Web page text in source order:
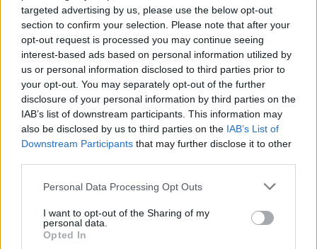
targeted advertising by us, please use the below opt-out
section to confirm your selection. Please note that after your
opt-out request is processed you may continue seeing
interest-based ads based on personal information utilized by
us or personal information disclosed to third parties prior to
your opt-out. You may separately opt-out of the further
disclosure of your personal information by third parties on the
IAB’s list of downstream participants. This information may
also be disclosed by us to third parties on the IAB’s List of
Downstream Participants that may further disclose it to other
Please note that this website/app uses one or more Google
not limited to your visit or usage behaviour. You may click to
grant or deny consent to Google and its third-party tags to
use your data for below specified purposes in below Google
Personal Data Processing Opt Outs
I want to opt-out of the Sharing of my
personal data.
Opted In
Δεν υπάρχει καμία αξιολόγηση ακόμη.
Κάνετε την πρώτη αξιολόγηση για το προϊόν:
“ΤΑΧΥΠΑΣΙΕΝΤΣΑ”
Η ηλ. διεύθυνση σας δεν δημοσιεύεται.
Τα υποχρεωτικά πεδία
σημειώνονται με*
Η βαθμολογία σας*
Η αξιολόγησή σας*